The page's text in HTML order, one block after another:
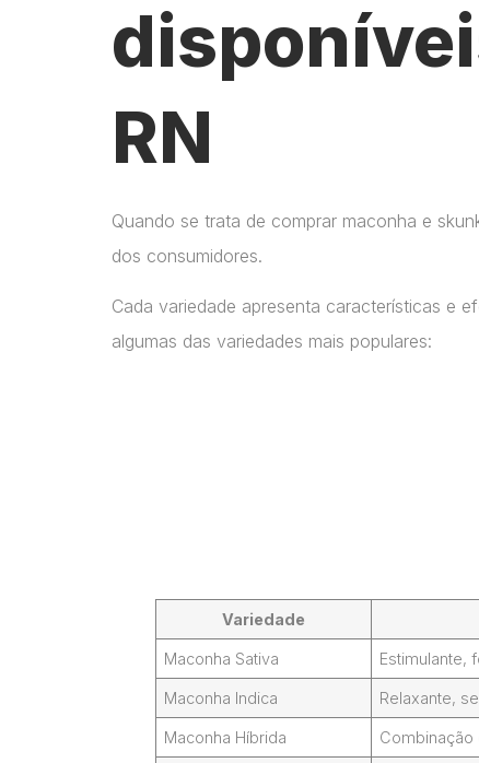
RN
Quando se trata de comprar maconha e
dos consumidores.
Cada variedade apresenta características e
algumas das variedades mais populares:
Variedade
Maconha Sativa Estimulante,
Maconha Indica Relaxante,
Maconha Híbrida Combinação